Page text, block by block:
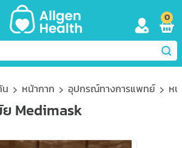
0
หน้ากาก อุปกรณ์ทางการแพทย์ ห
Medimask